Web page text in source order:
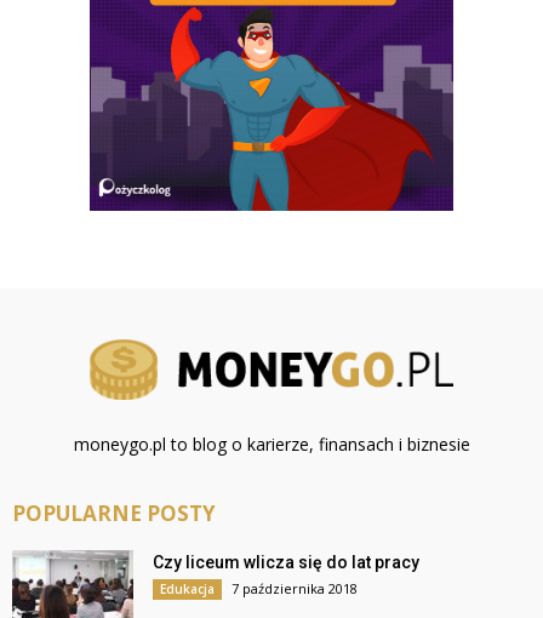
moneygo.pl to blog o karierze, finansach i biznesie
POPULARNE POSTY
Czy liceum wlicza się do lat pracy
Edukacja 7 października 2018